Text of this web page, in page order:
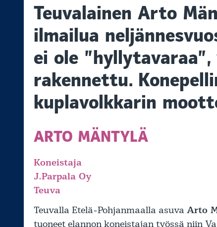
Teuvalainen Arto
ilmailua
ei ole
rakennettu.
kuplavolkkarin
ARTO MÄNTYLÄ
Koneistaja
J.Parpala Oy
Teuva
Teuvalla Etelä-Pohjanmaalla asuva Arto
tuoneet elannon koneistajan työssä niin